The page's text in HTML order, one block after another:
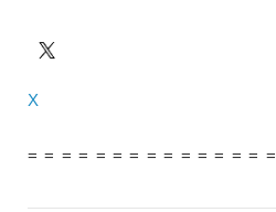
X
= = = = = = = = = = = = = = =